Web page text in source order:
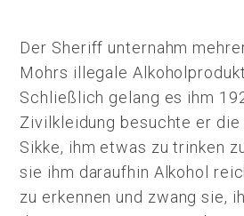
Der Sheriff unternahm
Mohrs illegale
Schließlich gelang es ihm
Zivilkleidung besuchte er die
Sikke, ihm etwas zu trinken
sie ihm daraufhin Alkohol
zu erkennen und zwang sie,